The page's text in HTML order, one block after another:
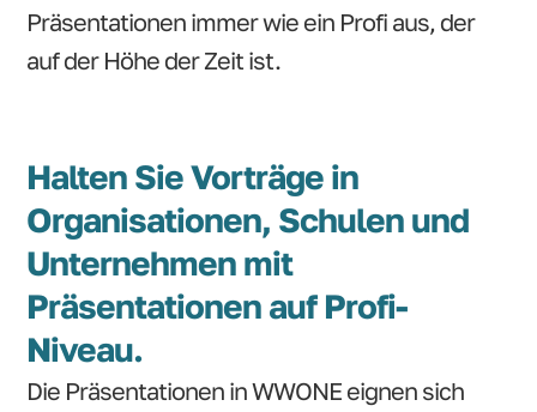
Präsentationen immer wie ein Profi aus, der
auf der Höhe der Zeit ist.
Halten Sie Vorträge in
Organisationen, Schulen und
Unternehmen mit
Präsentationen auf Profi-
Niveau.
Die Präsentationen in WWONE eignen sich